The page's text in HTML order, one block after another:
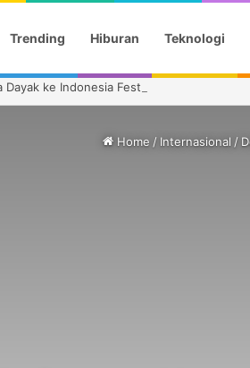
Trending Hiburan Teknologi
Dayak ke Indonesia Festival Kanada, Andi
Home / Internasional /